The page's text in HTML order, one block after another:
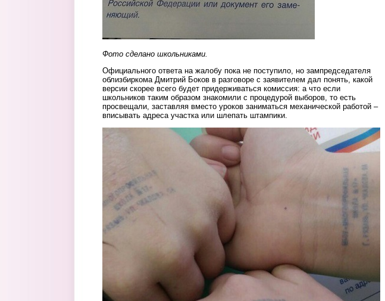
Фото сделано школьниками.
Официального ответа на жалобу пока не поступило, но зампредседателя
облизбиркома Дмитрий Боков в разговоре с заявителем дал понять, какой
версии скорее всего будет придерживаться комиссия: а что если
школьников таким образом знакомили с процедурой выборов, то есть
просвещали, заставляя вместо уроков заниматься механической работой –
вписывать адреса участка или шлепать штампики.
3.jpg